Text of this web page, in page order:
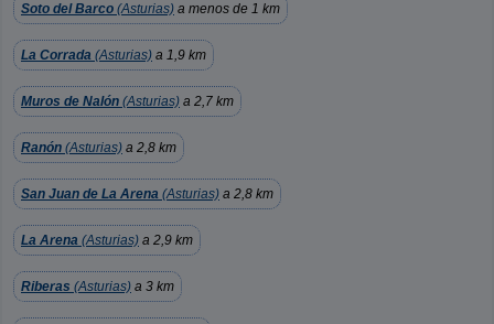
Soto del Barco (Asturias) a menos de 1 km
La Corrada (Asturias) a 1,9 km
Muros de Nalón (Asturias) a 2,7 km
Ranón (Asturias) a 2,8 km
San Juan de La Arena (Asturias) a 2,8 km
La Arena (Asturias) a 2,9 km
Riberas (Asturias) a 3 km